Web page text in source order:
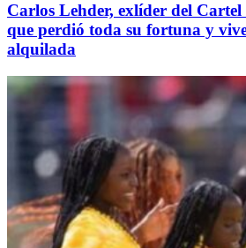
Carlos Lehder, exlíder del
que perdió toda su fortuna y
alquilada